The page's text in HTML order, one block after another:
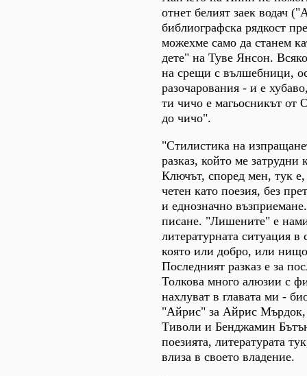
отнет белият заек водач
библиографска рядкост
можехме само да станем
дете" на Туве Янсон.
на срещи с вълшебници,
разочарования - и е
ти чичо е магьосникът от
до чичо".
"Стилистика на
разказ, който ме затрудни
Ключът, според мен, тук е,
четен като поезия, без
и еднозначно
писане. "Лишените" е
литературната ситуация в
която или добро, или
Последният разказ е за
Толкова много алюзии с
нахлуват в главата ми -
"Айрис" за Айрис
Тиволи и Бенджамин
поезията, литературата
влиза в своето владение.